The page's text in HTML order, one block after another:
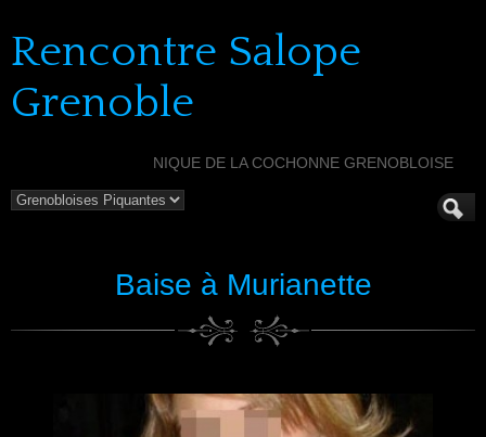
Rencontre Salope
Grenoble
NIQUE DE LA COCHONNE GRENOBLOISE
Baise à Murianette